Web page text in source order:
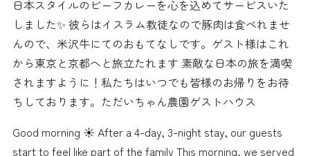
日本スタイルのビーフカレーを心を込めてサービスいた
しました✨ 彼らはイスラム教徒なので豚肉は食べれませ
んので、米沢牛にてのおもてなしです。ゲスト様はこれ
から東京と京都へと旅立たれます 素敵な日本の旅を満喫
されますように！私たちはいつでも皆様のお帰りをお待
ちしております。ただいちゃん農園ゲストハウス
Good morning ☀️ After a 4-day, 3-night stay, our guests
start to feel like part of the family This morning, we served